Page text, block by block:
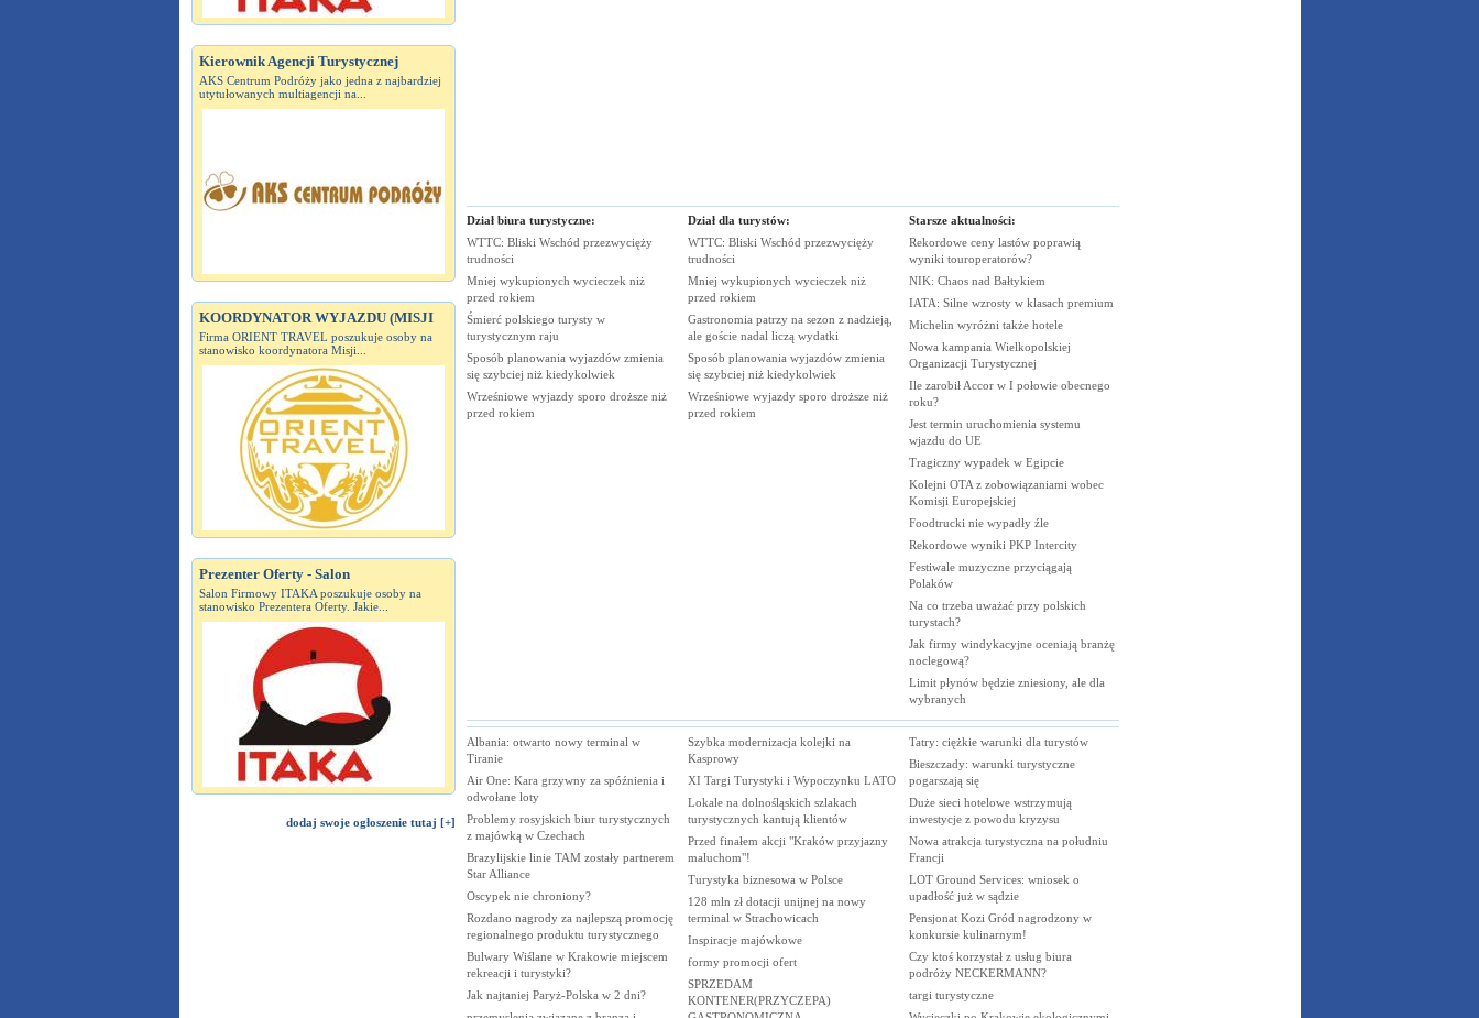
Kierownik Agencji Turystycznej
AKS Centrum Podróży jako jedna z najbardziej
utytułowanych multiagencji na...
KOORDYNATOR WYJAZDU (MISJI
Firma ORIENT TRAVEL poszukuje osoby na
stanowisko koordynatora Misji...
Prezenter Oferty - Salon
Salon Firmowy ITAKA poszukuje osoby na
stanowisko Prezentera Oferty. Jakie...
dodaj swoje ogłoszenie tutaj [+]
Dział biura turystyczne:
WTTC: Bliski Wschód przezwycięży
trudności
Mniej wykupionych wycieczek niż
przed rokiem
Śmierć polskiego turysty w
turystycznym raju
Sposób planowania wyjazdów zmienia
się szybciej niż kiedykolwiek
Wrześniowe wyjazdy sporo droższe niż
przed rokiem
Dział dla turystów:
WTTC: Bliski Wschód przezwycięży
trudności
Mniej wykupionych wycieczek niż
przed rokiem
Gastronomia patrzy na sezon z nadzieją,
ale goście nadal liczą wydatki
Sposób planowania wyjazdów zmienia
się szybciej niż kiedykolwiek
Wrześniowe wyjazdy sporo droższe niż
przed rokiem
Starsze aktualności:
Rekordowe ceny lastów poprawią
wyniki touroperatorów?
NIK: Chaos nad Bałtykiem
IATA: Silne wzrosty w klasach premium
Michelin wyróżni także hotele
Nowa kampania Wielkopolskiej
Organizacji Turystycznej
Ile zarobił Accor w I połowie obecnego
roku?
Jest termin uruchomienia systemu
wjazdu do UE
Tragiczny wypadek w Egipcie
Kolejni OTA z zobowiązaniami wobec
Komisji Europejskiej
Foodtrucki nie wypadły źle
Rekordowe wyniki PKP Intercity
Festiwale muzyczne przyciągają
Polaków
Na co trzeba uważać przy polskich
turystach?
Jak firmy windykacyjne oceniają branżę
noclegową?
Limit płynów będzie zniesiony, ale dla
wybranych
Albania: otwarto nowy terminal w
Tiranie
Air One: Kara grzywny za spóźnienia i
odwołane loty
Problemy rosyjskich biur turystycznych
z majówką w Czechach
Brazylijskie linie TAM zostały partnerem
Star Alliance
Oscypek nie chroniony?
Rozdano nagrody za najlepszą promocję
regionalnego produktu turystycznego
Bulwary Wiślane w Krakowie miejscem
rekreacji i turystyki?
Jak najtaniej Paryż-Polska w 2 dni?
Szybka modernizacja kolejki na
Kasprowy
XI Targi Turystyki i Wypoczynku LATO
Lokale na dolnośląskich szlakach
turystycznych kantują klientów
Przed finałem akcji "Kraków przyjazny
maluchom"!
Turystyka biznesowa w Polsce
128 mln zł dotacji unijnej na nowy
terminal w Strachowicach
Inspiracje majówkowe
formy promocji ofert
SPRZEDAM
KONTENER(PRZYCZEPA)
Tatry: ciężkie warunki dla turystów
Bieszczady: warunki turystyczne
pogarszają się
Duże sieci hotelowe wstrzymują
inwestycje z powodu kryzysu
Nowa atrakcja turystyczna na południu
Francji
LOT Ground Services: wniosek o
upadłość już w sądzie
Pensjonat Kozi Gród nagrodzony w
konkursie kulinarnym!
Czy ktoś korzystał z usług biura
podróży NECKERMANN?
targi turystyczne